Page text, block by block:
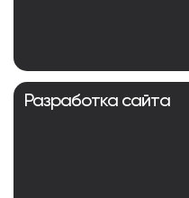
Разработка сайта